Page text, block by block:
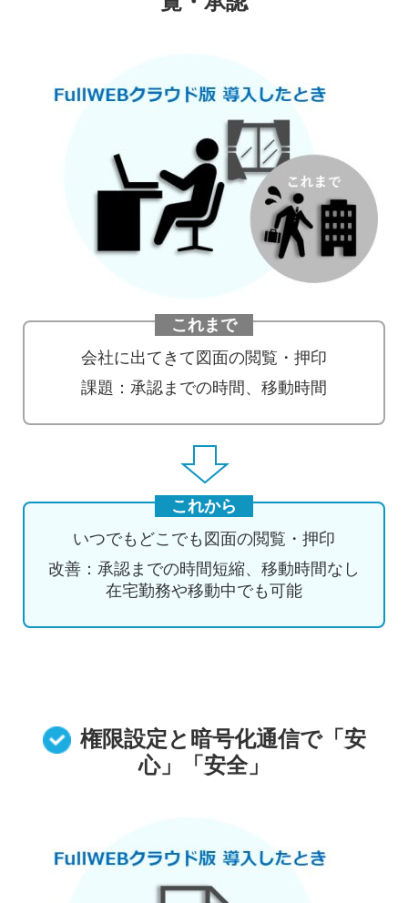
これまで
会社に出てきて図面の閲覧・押印
課題：承認までの時間、移動時間
これから
いつでもどこでも図面の閲覧・押印
改善：承認までの時間短縮、移動時間なし
在宅勤務や移動中でも可能
権限設定と暗号化通信で「安
心」「安全」